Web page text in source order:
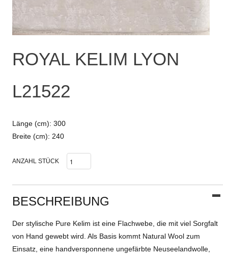
ROYAL KELIM LYON
L21522
Länge (cm): 300
Breite (cm): 240
ANZAHL STÜCK
BESCHREIBUNG
Der stylische Pure Kelim ist eine Flachwebe, die mit viel Sorgfalt
von Hand gewebt wird. Als Basis kommt Natural Wool zum
Einsatz, eine handversponnene ungefärbte Neuseelandwolle,